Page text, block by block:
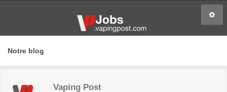
Notre blog
Vaping Post